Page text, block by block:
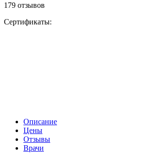
179 отзывов
Сертификаты:
Описание
Цены
Отзывы
Врачи